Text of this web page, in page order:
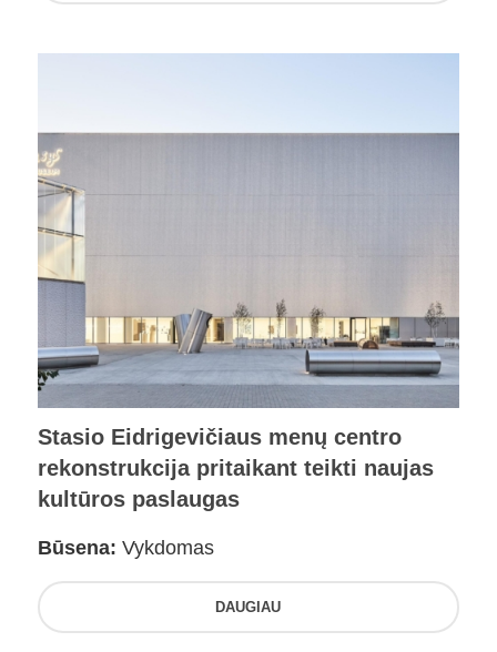
Stasio Eidrigevičiaus menų centro
rekonstrukcija pritaikant teikti naujas
kultūros paslaugas
Būsena: Vykdomas
DAUGIAU